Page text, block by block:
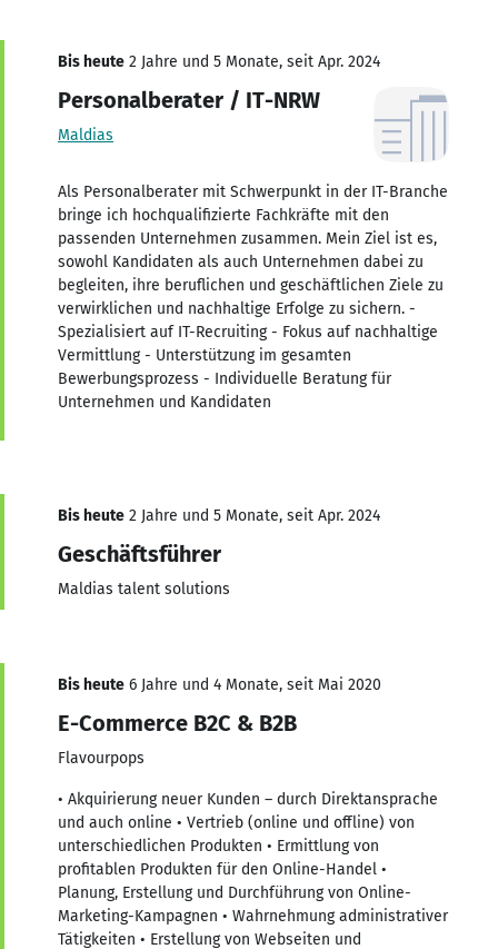
Bis heute 2 Jahre und 5 Monate, seit Apr. 2024
Personalberater / IT-NRW
Maldias
Als Personalberater mit Schwerpunkt in der IT-Branche
bringe ich hochqualifizierte Fachkräfte mit den
passenden Unternehmen zusammen. Mein Ziel ist es,
sowohl Kandidaten als auch Unternehmen dabei zu
begleiten, ihre beruflichen und geschäftlichen Ziele zu
verwirklichen und nachhaltige Erfolge zu sichern. -
Spezialisiert auf IT-Recruiting - Fokus auf nachhaltige
Vermittlung - Unterstützung im gesamten
Bewerbungsprozess - Individuelle Beratung für
Unternehmen und Kandidaten
Bis heute 2 Jahre und 5 Monate, seit Apr. 2024
Geschäftsführer
Maldias talent solutions
Bis heute 6 Jahre und 4 Monate, seit Mai 2020
E-Commerce B2C & B2B
Flavourpops
• Akquirierung neuer Kunden – durch Direktansprache
und auch online • Vertrieb (online und offline) von
unterschiedlichen Produkten • Ermittlung von
profitablen Produkten für den Online-Handel •
Planung, Erstellung und Durchführung von Online-
Marketing-Kampagnen • Wahrnehmung administrativer
Tätigkeiten • Erstellung von Webseiten und